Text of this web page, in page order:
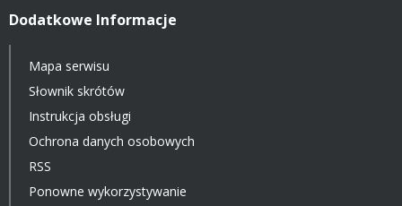
Dodatkowe Informacje
Mapa serwisu
Słownik skrótów
Instrukcja obsługi
Ochrona danych osobowych
RSS
Ponowne wykorzystywanie